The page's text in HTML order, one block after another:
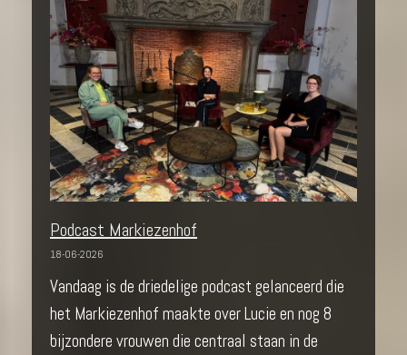
Podcast Markiezenhof
18-06-2026
Vandaag is de driedelige podcast gelanceerd die
het Markiezenhof maakte over Lucie en nog 8
bijzondere vrouwen die centraal staan in de